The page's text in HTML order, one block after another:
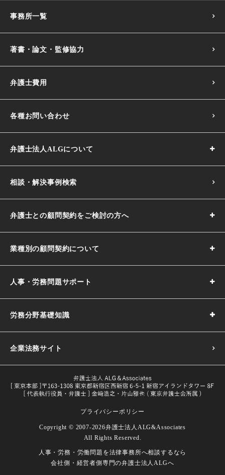
人事・労務・労働問題を法律事務所へ相談するなら
会社側・経営者側専門の弁護士法人ALGへ
事務所一覧
著書・論文・監修協力
弁護士費用
各種お問い合わせ
弁護士法人ALGについて
相談・解決事例検索
弁護士との顧問契約をご検討の方へ
業種別の顧問契約について
人事・労務問題サポート
労務分野基礎知識
採用基準の決め方｜5つのポイントや注意点などわかりやす
試用期間とは｜解雇や期間の延長、注意点などを解説
労働者とは｜定義や関連する法律などをわかりやすく解説
目的や義務一覧・改正内容をわかり
企業法務サイト
プライバシーポリシー
Copyright © 2007-2026弁護士法人ALG&Associates
All Rights Reserved.